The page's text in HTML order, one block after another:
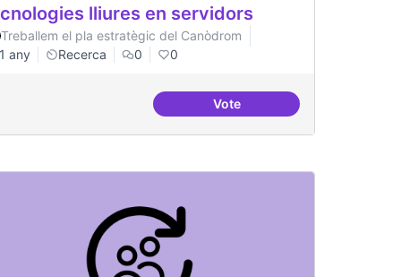
lliures en servidors
Treballem el pla estratègic del Canòdrom
1 any
Recerca 0 0
VoteTecnologies lliures en